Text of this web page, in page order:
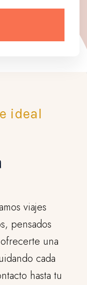
ideal
viajes
pensados
una
cada
hasta tu